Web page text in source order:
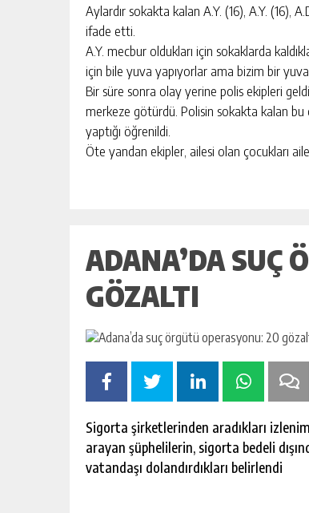
Aylardır sokakta kalan A.Y. (16), A.Y. (16),
ifade etti.
A.Y. mecbur oldukları için sokaklarda
için bile yuva yapıyorlar ama bizim bir
Bir süre sonra olay yerine polis ekipleri
merkeze götürdü. Polisin sokakta kalan
yaptığı öğrenildi.
Öte yandan ekipler, ailesi olan çocukları
ADANA’DA SUÇ
GÖZALTI
Sigorta şirketlerinden aradıkları
arayan şüphelilerin, sigorta bedeli
vatandaşı dolandırdıkları belirlendi